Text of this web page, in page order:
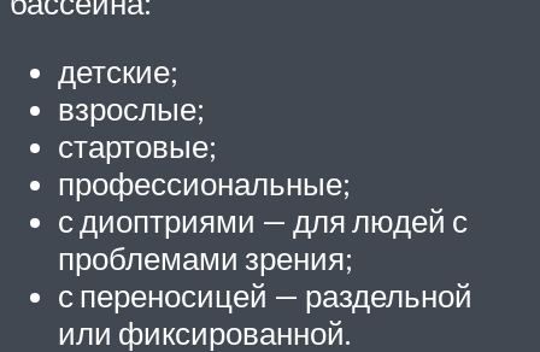
детские;
взрослые;
стартовые;
профессиональные;
с диоптриями — для людей с
проблемами зрения;
с переносицей — раздельной
или фиксированной.